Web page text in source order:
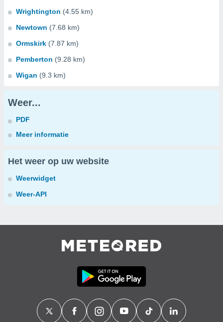
Wrightington (4.55 km)
Newtown (7.68 km)
Ormskirk (7.87 km)
Pemberton (9.28 km)
Wigan (9.3 km)
Weer...
PDF
Meer informatie
Het weer op uw website
Weerwidget
Weer-API